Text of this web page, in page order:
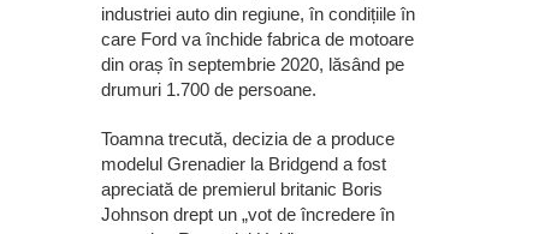
industriei auto din regiune, în condițiile în
care Ford va închide fabrica de motoare
din oraș în septembrie 2020, lăsând pe
drumuri 1.700 de persoane.
Toamna trecută, decizia de a produce
modelul Grenadier la Bridgend a fost
apreciată de premierul britanic Boris
Johnson drept un „vot de încredere în